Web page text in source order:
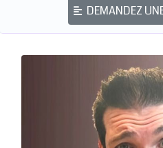
DEMANDEZ